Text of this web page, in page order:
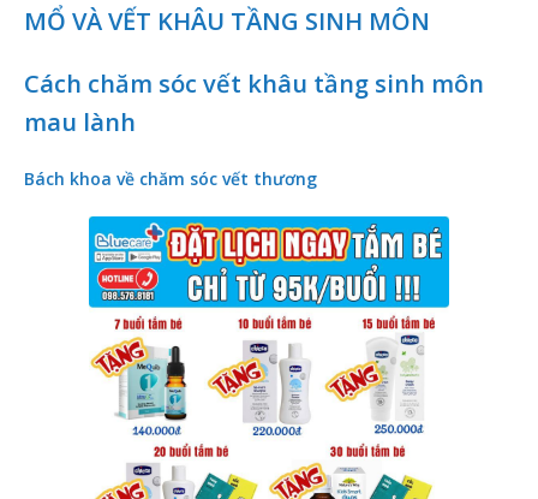
MỔ VÀ VẾT KHÂU TẦNG SINH MÔN
Cách chăm sóc vết khâu tầng sinh môn
mau lành
Bách khoa về chăm sóc vết thương